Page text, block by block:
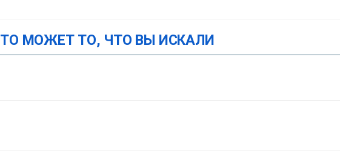
ЭТО МОЖЕТ ТО, ЧТО ВЫ ИСКАЛИ